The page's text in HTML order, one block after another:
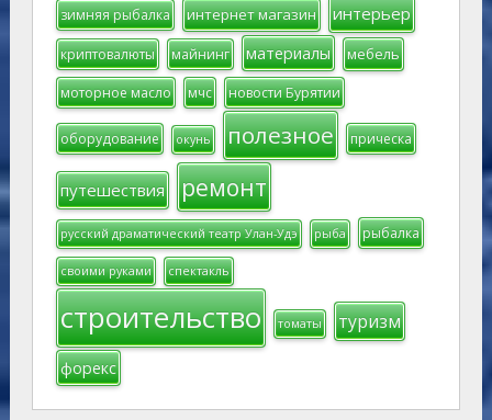
зимняя рыбалка интернет магазин интерьер
криптовалюты майнинг материалы мебель
моторное масло мчс новости Бурятии
оборудование окунь полезное прическа
путешествия ремонт
русский драматический театр Улан-Удэ рыба рыбалка
своими руками спектакль
строительство томаты туризм
форекс